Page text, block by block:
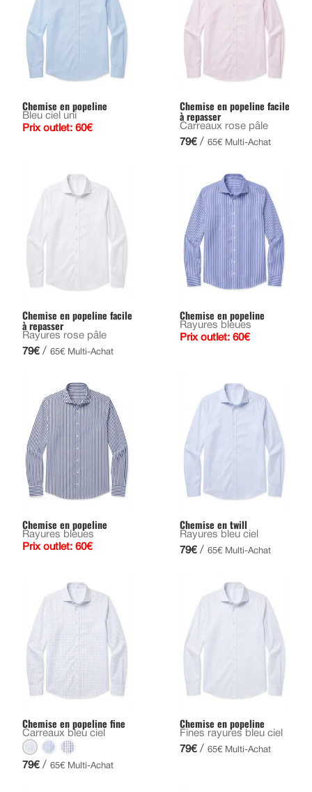
Chemise en popeline
Bleu ciel uni
Prix outlet: 60€
Chemise en popeline facile
à repasser
Carreaux rose pâle
79€ / 65€ Multi-Achat
Chemise en popeline facile
à repasser
Rayures rose pâle
79€ / 65€ Multi-Achat
Chemise en popeline
Rayures bleues
Prix outlet: 60€
Chemise en popeline
Rayures bleues
Prix outlet: 60€
Chemise en twill
Rayures bleu ciel
79€ / 65€ Multi-Achat
Chemise en popeline fine
Carreaux bleu ciel
79€ / 65€ Multi-Achat
Chemise en popeline
Fines rayures bleu ciel
79€ / 65€ Multi-Achat